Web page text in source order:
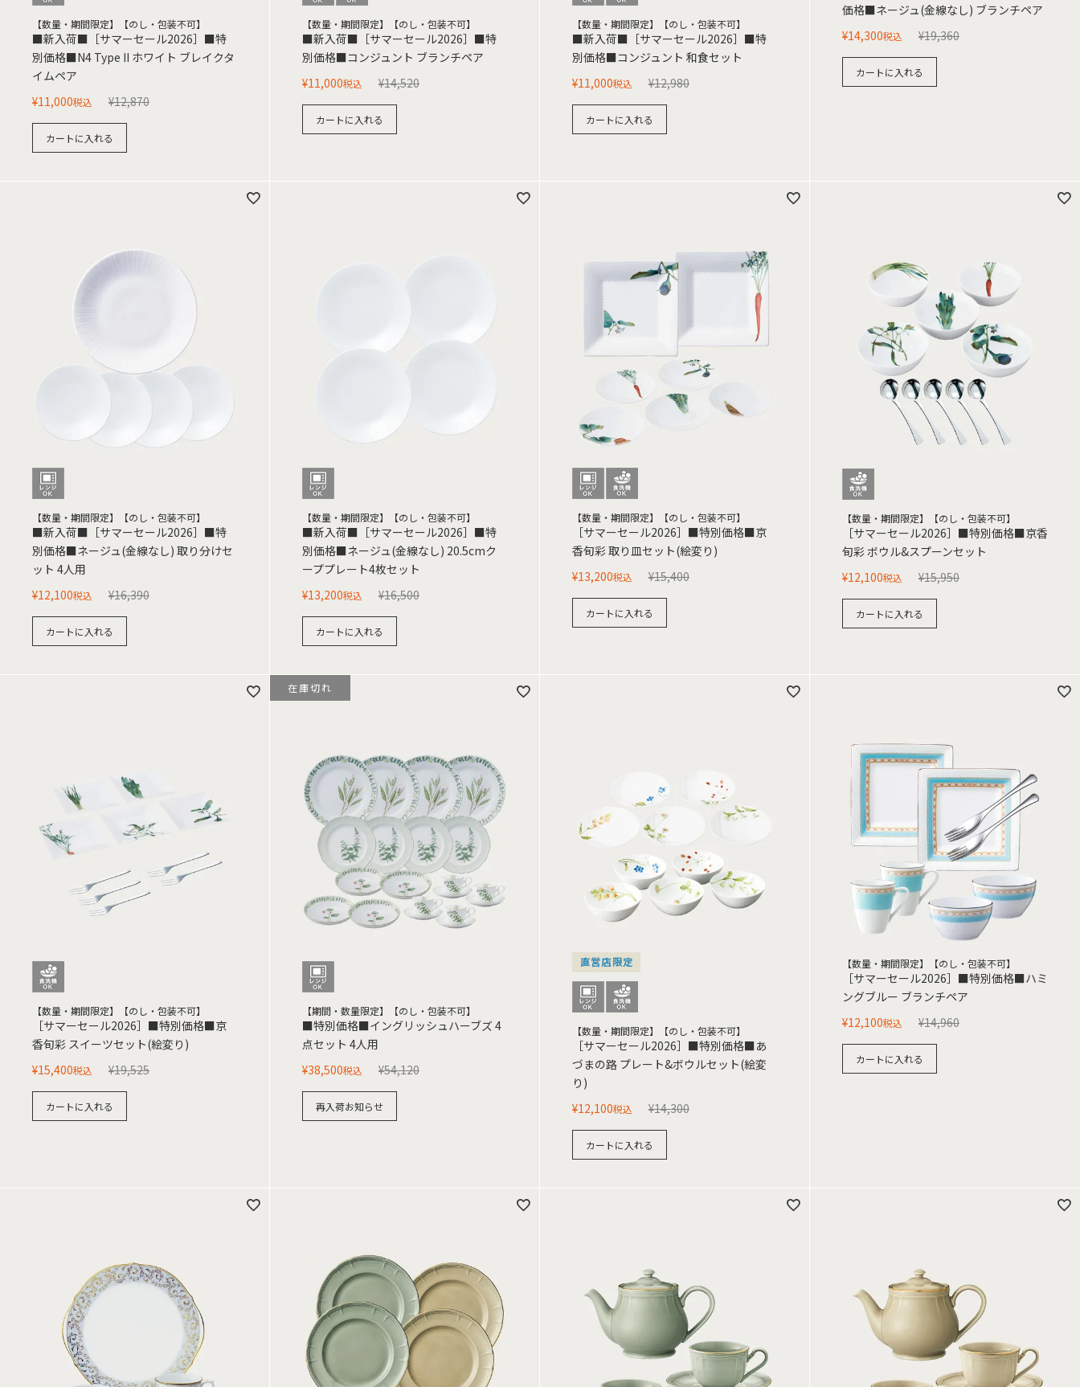
【数量・期間限定】【のし・包装不可】
■新入荷■［サマーセール2026］■特
別価格■N4 Type II ホワイト ブレイクタ
イムペア
¥12,870
¥11,000税込
カートに入れる
【数量・期間限定】【のし・包装不可】
■新入荷■［サマーセール2026］■特
別価格■コンジュント ブランチペア
¥14,520
¥11,000税込
カートに入れる
【数量・期間限定】【のし・包装不可】
■新入荷■［サマーセール2026］■特
別価格■コンジュント 和食セット
¥12,980
¥11,000税込
カートに入れる
価格■ネージュ(金線なし) ブランチペア
¥19,360
¥14,300税込
カートに入れる
【数量・期間限定】【のし・包装不可】
■新入荷■［サマーセール2026］■特
別価格■ネージュ(金線なし) 取り分けセ
ット 4人用
¥16,390
¥12,100税込
カートに入れる
【数量・期間限定】【のし・包装不可】
■新入荷■［サマーセール2026］■特
別価格■ネージュ(金線なし) 20.5cmク
ーププレート4枚セット
¥16,500
¥13,200税込
カートに入れる
【数量・期間限定】【のし・包装不可】
［サマーセール2026］■特別価格■京
香旬彩 取り皿セット(絵変り)
¥15,400
¥13,200税込
カートに入れる
【数量・期間限定】【のし・包装不可】
［サマーセール2026］■特別価格■京香
旬彩 ボウル&スプーンセット
¥15,950
¥12,100税込
カートに入れる
【数量・期間限定】【のし・包装不可】
［サマーセール2026］■特別価格■京
香旬彩 スイーツセット(絵変り)
¥19,525
¥15,400税込
カートに入れる
【期間・数量限定】【のし・包装不可】
■特別価格■イングリッシュハーブズ 4
点セット 4人用
¥54,120
¥38,500税込
再入荷お知らせ
在庫切れ
直営店限定
【数量・期間限定】【のし・包装不可】
［サマーセール2026］■特別価格■あ
づまの路 プレート&ボウルセット(絵変
り)
¥14,300
¥12,100税込
カートに入れる
【数量・期間限定】【のし・包装不可】
［サマーセール2026］■特別価格■ハミ
ングブルー ブランチペア
¥14,960
¥12,100税込
カートに入れる